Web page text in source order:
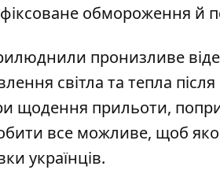
обмороження й
пронизливе
світла та тепла
прильоти, попри
все можливе, щоб
українців.